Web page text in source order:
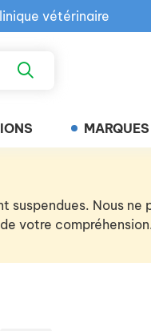
vétérinaire
en clinique
MARQUES
Nous
votre